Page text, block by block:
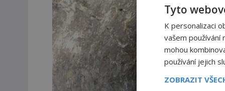
Tyto
K personalizaci
vašem používání
mohou
používání jejich
ZOBRAZIT